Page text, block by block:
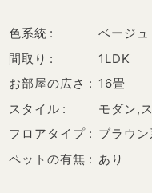
色系統
ベージュ
間取り
1LDK
お部屋の広さ
16畳
スタイル
モダン,
フロアタイプ
ブラウン
ペットの有無
あり